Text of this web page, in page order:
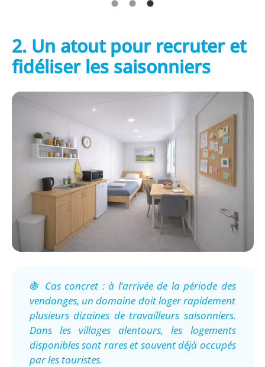
2. Un atout pour recruter et
fidéliser les saisonniers
🍇 Cas concret : à l’arrivée de la période des
vendanges, un domaine doit loger rapidement
plusieurs dizaines de travailleurs saisonniers.
Dans les villages alentours, les logements
disponibles sont rares et souvent déjà occupés
par les touristes.